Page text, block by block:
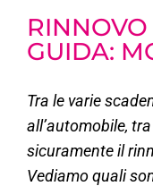
GUIDA:
Tra le varie
all’automobile,
sicuramente il
Vediamo quali